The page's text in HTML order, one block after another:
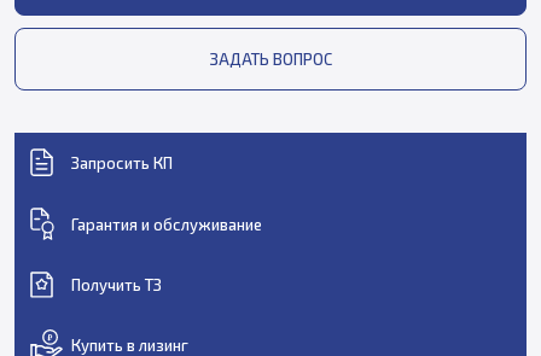
ЗАДАТЬ ВОПРОС
Запросить КП
Гарантия и обслуживание
Получить ТЗ
Купить в лизинг